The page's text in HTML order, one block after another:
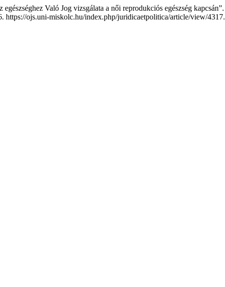
Való Jog vizsgálata a női reprodukciós egészség kapcsán”.
https://ojs.uni-miskolc.hu/index.php/juridicaetpolitica/article/view/4317.